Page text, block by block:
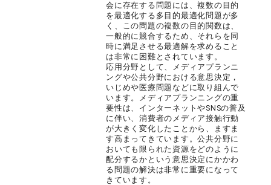
会に存在する問題には、複数の目的
を最適化する多目的最適化問題が多
く、この問題の複数の目的関数は、
一般的に競合するため、それらを同
時に満足させる最適解を求めること
は非常に困難とされています。
応用分野として、メディアプランニ
ングや公共分野における意思決定，
いじめや医療問題などに取り組んで
います。メディアプランニングの重
要性は、インターネットやSNSの普及
に伴い、消費者のメディア接触行動
が大きく変化したことから、ますま
す高まってきています。公共分野に
おいても限られた資源をどのように
配分するかという意思決定にかかわ
る問題の解決は非常に重要になって
きています。